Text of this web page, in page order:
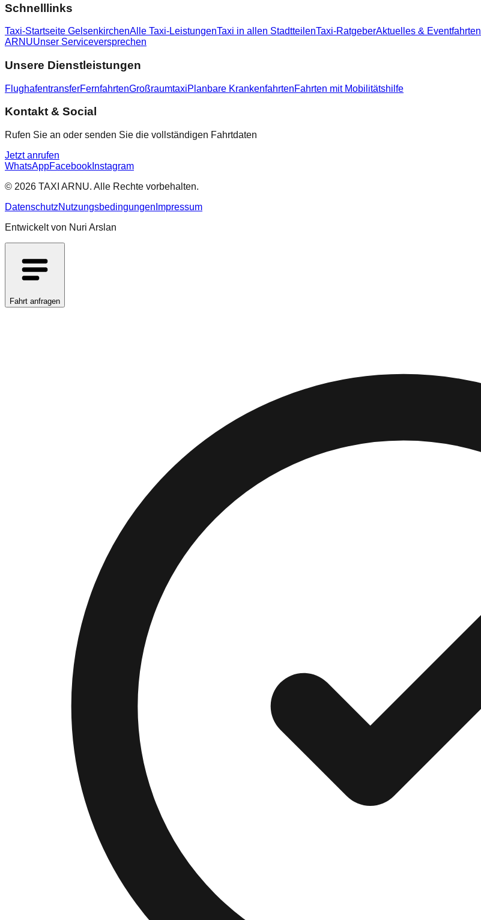
Schnelllinks
Taxi-Startseite GelsenkirchenAlle Taxi-LeistungenTaxi in allen StadtteilenTaxi-RatgeberAktuelles & Eventfahrten
ARNUUnser Serviceversprechen
Unsere Dienstleistungen
FlughafentransferFernfahrtenGroßraumtaxiPlanbare KrankenfahrtenFahrten mit Mobilitätshilfe
Kontakt & Social
Rufen Sie an oder senden Sie die vollständigen Fahrtdaten
Jetzt anrufen
WhatsAppFacebook Instagram
© 2026 TAXI ARNU. Alle Rechte vorbehalten.
DatenschutzNutzungsbedingungen Impressum
Entwickelt von Nuri Arslan
Fahrt anfragen